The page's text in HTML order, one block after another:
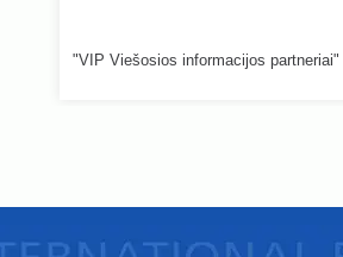
"VIP Viešosios informacijos partneriai"